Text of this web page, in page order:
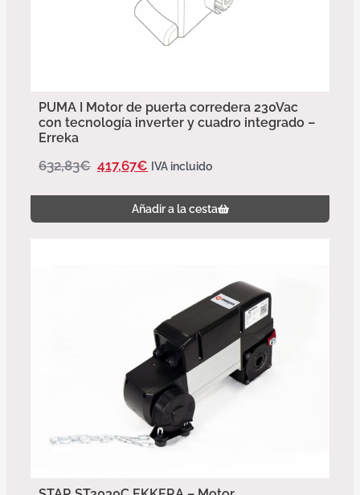
PUMA I Motor de puerta corredera 230Vac
con tecnología inverter y cuadro integrado –
Erreka
632,83€ 417,67€ IVA incluido
Añadir a la cesta